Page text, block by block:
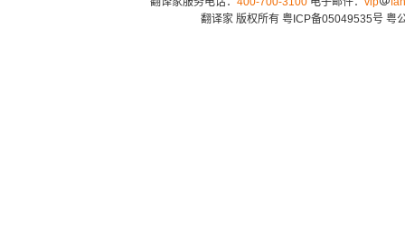
翻译家 版权所有 粤ICP备05049535号 粤